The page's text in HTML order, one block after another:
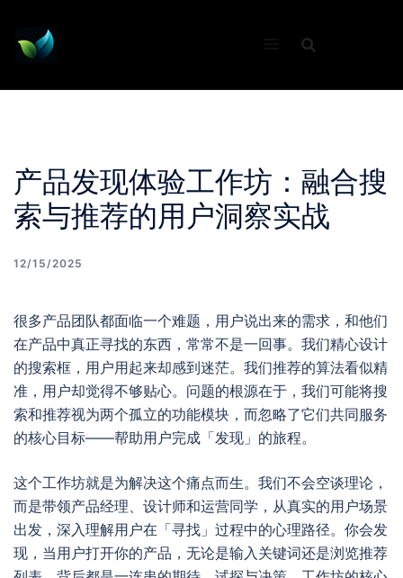
content
产品发现体验工作坊：融合搜
索与推荐的用户洞察实战
12/15/2025
很多产品团队都面临一个难题，用户说出来的需求，和他们
在产品中真正寻找的东西，常常不是一回事。我们精心设计
的搜索框，用户用起来却感到迷茫。我们推荐的算法看似精
准，用户却觉得不够贴心。问题的根源在于，我们可能将搜
索和推荐视为两个孤立的功能模块，而忽略了它们共同服务
的核心目标——帮助用户完成「发现」的旅程。
这个工作坊就是为解决这个痛点而生。我们不会空谈理论，
而是带领产品经理、设计师和运营同学，从真实的用户场景
出发，深入理解用户在「寻找」过程中的心理路径。你会发
现，当用户打开你的产品，无论是输入关键词还是浏览推荐